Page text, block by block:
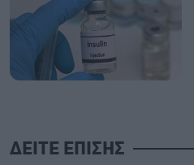
ΔΕΙΤΕ ΕΠΙΣΗΣ